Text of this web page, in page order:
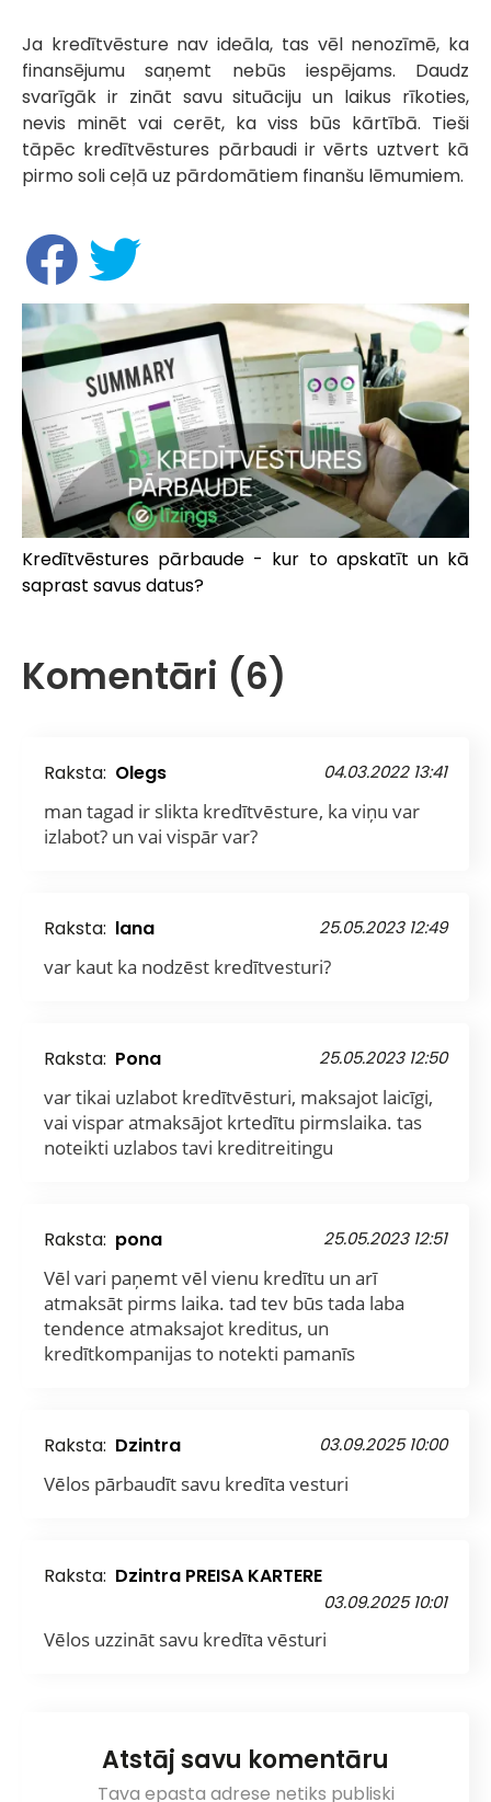
Ja kredītvēsture nav ideāla, tas vēl nenozīmē, ka
finansējumu saņemt nebūs iespējams. Daudz
svarīgāk ir zināt savu situāciju un laikus rīkoties,
nevis minēt vai cerēt, ka viss būs kārtībā. Tieši
tāpēc kredītvēstures pārbaudi ir vērts uztvert kā
pirmo soli ceļā uz pārdomātiem finanšu lēmumiem.
Kredītvēstures pārbaude - kur to apskatīt un kā
saprast savus datus?
Komentāri (6)
Raksta: Olegs 04.03.2022 13:41
man tagad ir slikta kredītvēsture, ka viņu var
izlabot? un vai vispār var?
Raksta: lana 25.05.2023 12:49
var kaut ka nodzēst kredītvesturi?
Raksta: Pona 25.05.2023 12:50
var tikai uzlabot kredītvēsturi, maksajot laicīgi,
vai vispar atmaksājot krtedītu pirmslaika. tas
noteikti uzlabos tavi kreditreitingu
Raksta: pona 25.05.2023 12:51
Vēl vari paņemt vēl vienu kredītu un arī
atmaksāt pirms laika. tad tev būs tada laba
tendence atmaksajot kreditus, un
kredītkompanijas to notekti pamanīs
Raksta: Dzintra 03.09.2025 10:00
Vēlos pārbaudīt savu kredīta vesturi
Raksta: Dzintra PREISA KARTERE
03.09.2025 10:01
Vēlos uzzināt savu kredīta vēsturi
Atstāj savu komentāru
Tava epasta adrese netiks publiski